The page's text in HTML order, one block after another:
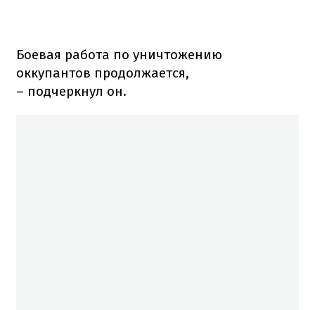
Боевая работа по уничтожению
оккупантов продолжается,
– подчеркнул он.